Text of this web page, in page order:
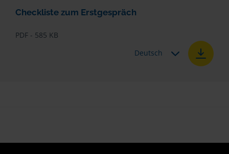
Checkliste zum Erstgespräch
PDF - 585 KB
Deutsch